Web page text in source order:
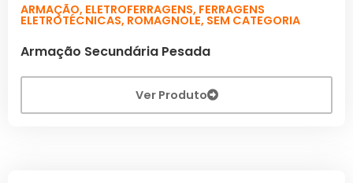
ARMAÇÃO, ELETROFERRAGENS, FERRAGENS
ELETROTÉCNICAS, ROMAGNOLE, SEM CATEGORIA
Armação Secundária Pesada
Ver Produto